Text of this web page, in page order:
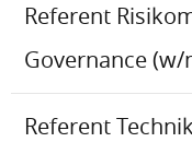
Referent
Governance (w/
Referent